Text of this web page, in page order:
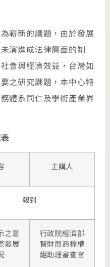
嶄新的議題，由於發展
演進成法律層面的制
會與經濟效益，台灣如
之研究課題，本中心特
體系同仁及學術產業界
主講人
報到
之意
發展
行政院經濟部
智財局商標權
組助理審查官